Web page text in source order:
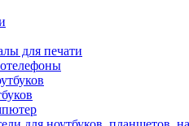
для печати